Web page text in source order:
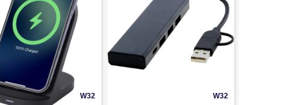
W32 W32